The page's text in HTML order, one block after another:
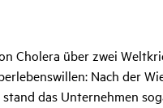
Cholera über zwei
Nach der
das Unternehmen